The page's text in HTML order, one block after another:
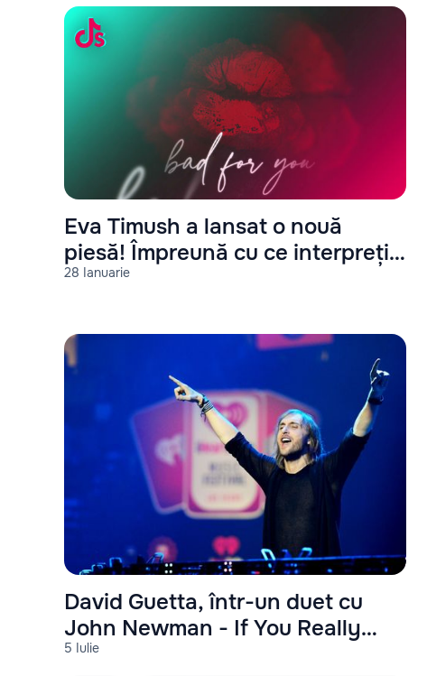
28 Ianuarie
Eva Timush a lansat o nouă
piesă! Împreună cu ce interpreți
a cântat?
5 Iulie
David Guetta, într-un duet cu
John Newman - If You Really
Love Me